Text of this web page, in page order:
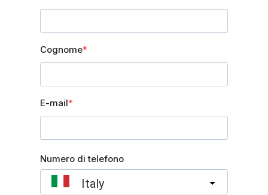
Cognome
E-mail
Numero di telefono
Italy